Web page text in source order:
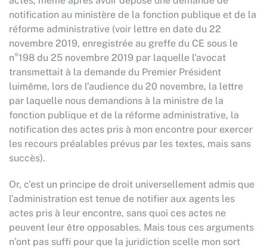
notification au ministère de la fonction publique et de la
réforme administrative (voir lettre en date du 22
novembre 2019, enregistrée au greffe du CE sous le
n°198 du 25 novembre 2019 par laquelle l’avocat
transmettait à la demande du Premier Président
luimême, lors de l’audience du 20 novembre, la lettre
par laquelle nous demandions à la ministre de la
fonction publique et de la réforme administrative, la
notification des actes pris à mon encontre pour exercer
les recours préalables prévus par les textes, mais sans
succès).
Or, c’est un principe de droit universellement admis que
l’administration est tenue de notifier aux agents les
actes pris à leur encontre, sans quoi ces actes ne
peuvent leur être opposables. Mais tous ces arguments
n’ont pas suffi pour que la juridiction scelle mon sort